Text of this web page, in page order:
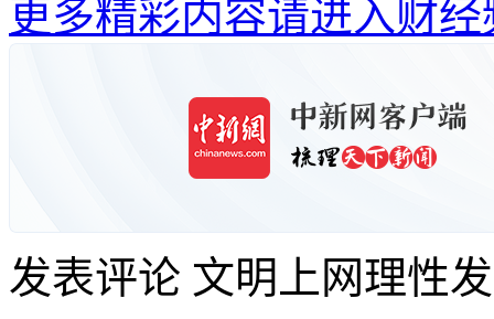
更多精彩内容请进入财经
发表评论 文明上网理性